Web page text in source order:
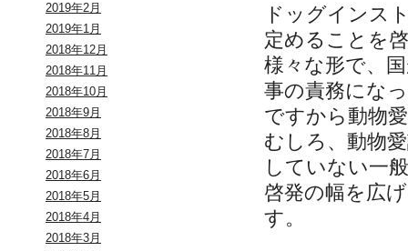
2019年2月
2019年1月
2018年12月
2018年11月
2018年10月
2018年9月
2018年8月
2018年7月
2018年6月
2018年5月
2018年4月
2018年3月
ドッグインス
定めることを
様々な形で、
事の責務にな
ですから動物
むしろ、動物
していない一
啓発の幅を広
す。